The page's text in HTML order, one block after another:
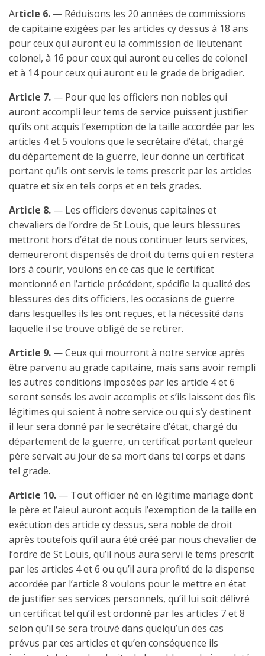
Article 6. — Réduisons les 20 années de commissions
de capitaine exigées par les articles cy dessus à 18 ans
pour ceux qui auront eu la commission de lieutenant
colonel, à 16 pour ceux qui auront eu celles de colonel
et à 14 pour ceux qui auront eu le grade de brigadier.
Article 7. — Pour que les officiers non nobles qui
auront accompli leur tems de service puissent justifier
qu’ils ont acquis l’exemption de la taille accordée par les
articles 4 et 5 voulons que le secrétaire d’état, chargé
du département de la guerre, leur donne un certificat
portant qu’ils ont servis le tems prescrit par les articles
quatre et six en tels corps et en tels grades.
Article 8. — Les officiers devenus capitaines et
chevaliers de l’ordre de St Louis, que leurs blessures
mettront hors d’état de nous continuer leurs services,
demeureront dispensés de droit du tems qui en restera
lors à courir, voulons en ce cas que le certificat
mentionné en l’article précédent, spécifie la qualité des
blessures des dits officiers, les occasions de guerre
dans lesquelles ils les ont reçues, et la nécessité dans
laquelle il se trouve obligé de se retirer.
Article 9. — Ceux qui mourront à notre service après
être parvenu au grade capitaine, mais sans avoir rempli
les autres conditions imposées par les article 4 et 6
seront sensés les avoir accomplis et s’ils laissent des fils
légitimes qui soient à notre service ou qui s’y destinent
il leur sera donné par le secrétaire d’état, chargé du
département de la guerre, un certificat portant queleur
père servait au jour de sa mort dans tel corps et dans
tel grade.
Article 10. — Tout officier né en légitime mariage dont
le père et l’aieul auront acquis l’exemption de la taille en
exécution des article cy dessus, sera noble de droit
après toutefois qu’il aura été créé par nous chevalier de
l’ordre de St Louis, qu’il nous aura servi le tems prescrit
par les articles 4 et 6 ou qu’il aura profité de la dispense
accordée par l’article 8 voulons pour le mettre en état
de justifier ses services personnels, qu’il lui soit délivré
un certificat tel qu’il est ordonné par les articles 7 et 8
selon qu’il se sera trouvé dans quelqu’un des cas
prévus par ces articles et qu’en conséquence ils